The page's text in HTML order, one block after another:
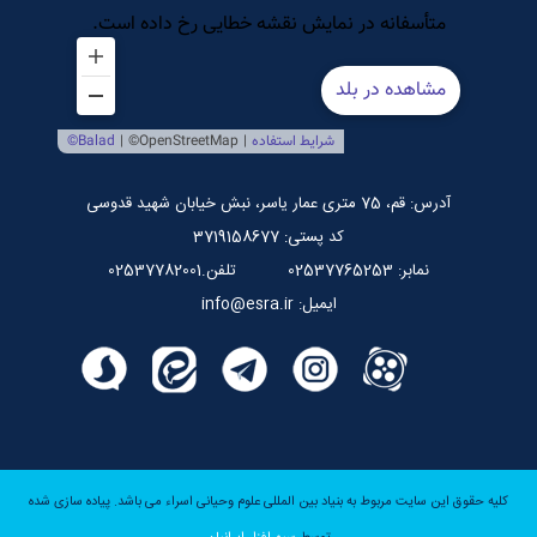
مرکز بین المللی نشر اسراء
پایگاه اطلاع رسانی استاد مرتضی جوادی آملی
آدرس: قم، 75 متری عمار یاسر، نبش خیابان شهید قدوسی
کد پستی: 3719158677
نمابر: 02537765253
تلفن.02537782001
ایمیل: info@esra.ir
کلیه حقوق این سایت مربوط به بنیاد بین المللی علوم وحیانی اسراء می باشد. پیاده سازی شده